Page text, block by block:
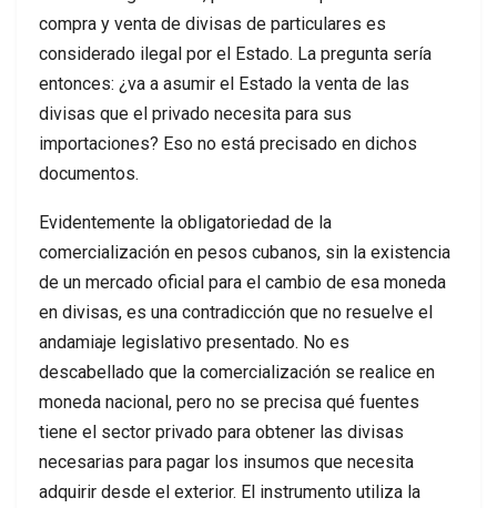
compra y venta de divisas de particulares es
considerado ilegal por el Estado. La pregunta sería
entonces: ¿va a asumir el Estado la venta de las
divisas que el privado necesita para sus
importaciones? Eso no está precisado en dichos
documentos.
Evidentemente la obligatoriedad de la
comercialización en pesos cubanos, sin la existencia
de un mercado oficial para el cambio de esa moneda
en divisas, es una contradicción que no resuelve el
andamiaje legislativo presentado. No es
descabellado que la comercialización se realice en
moneda nacional, pero no se precisa qué fuentes
tiene el sector privado para obtener las divisas
necesarias para pagar los insumos que necesita
adquirir desde el exterior. El instrumento utiliza la